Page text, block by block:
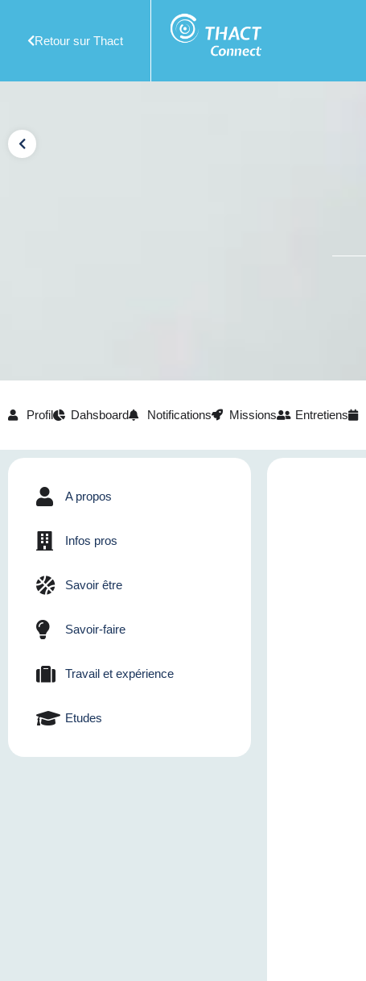
Retour sur Thact
Profil Dahsboard Notifications Missions Entretiens
A propos
Infos pros
Savoir être
Savoir-faire
Travail et expérience
Etudes